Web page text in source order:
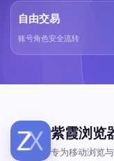
自由交易
账号角色安全流转
紫霞浏览
专为移动浏览